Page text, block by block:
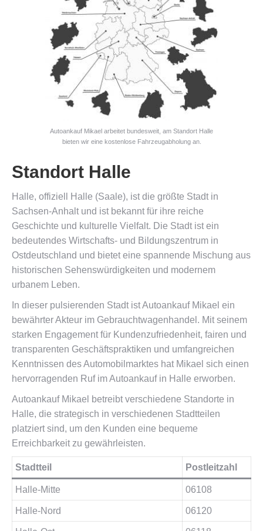
Autoankauf Mikael arbeitet bundesweit, am Standort Halle
bieten wir eine kostenlose Fahrzeugabholung an.
Standort Halle
Halle, offiziell Halle (Saale), ist die größte Stadt in
Sachsen-Anhalt und ist bekannt für ihre reiche
Geschichte und kulturelle Vielfalt. Die Stadt ist ein
bedeutendes Wirtschafts- und Bildungszentrum in
Ostdeutschland und bietet eine spannende Mischung aus
historischen Sehenswürdigkeiten und modernem
urbanem Leben.
In dieser pulsierenden Stadt ist Autoankauf Mikael ein
bewährter Akteur im Gebrauchtwagenhandel. Mit seinem
starken Engagement für Kundenzufriedenheit, fairen und
transparenten Geschäftspraktiken und umfangreichen
Kenntnissen des Automobilmarktes hat Mikael sich einen
hervorragenden Ruf im Autoankauf in Halle erworben.
Autoankauf Mikael betreibt verschiedene Standorte in
Halle, die strategisch in verschiedenen Stadtteilen
platziert sind, um den Kunden eine bequeme
Erreichbarkeit zu gewährleisten.
Stadtteil Postleitzahl
Halle-Mitte 06108
Halle-Nord 06120